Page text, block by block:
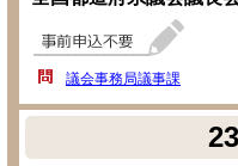
議会事務局議事課
23